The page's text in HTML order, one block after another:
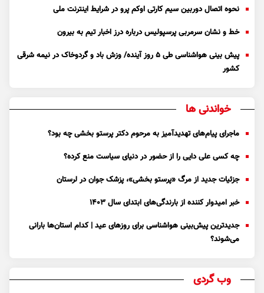
نحوه اتصال دوربین سیم کارتی اوکم پرو در شرایط اینترنت ملی
خط و نشان سرمربی پرسپولیس درباره درز اخبار تیم به بیرون
پیش بینی هواشناسی طی ۵ روز آینده/ وزش باد و گردوخاک در نیمه شرقی
کشور
خواندنی ها
ماجرای پیام‌های تهدیدآمیز به مرحوم دکتر پرستو بخشی چه بود؟
چه کسی علی دایی را از حضور در دنیای سیاست منع کرده؟
جزئیات جدید از مرگ «پرستو بخشی»، پزشک جوان در لرستان
خبر امیدوار کننده از بارندگی‌های ابتدای سال ۱۴۰۳
جدیدترین پیش‌بینی هواشناسی برای روزهای عید | کدام استان‌ها بارانی
می‌شوند؟
وب گردی